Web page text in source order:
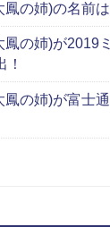
の姉)の名前
鳳の姉)が2019
！
鳳の姉)が富士